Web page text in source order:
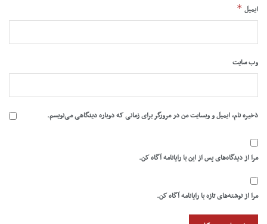
ایمیل *
وب‌ سایت
ذخیره نام، ایمیل و وبسایت من در مرورگر برای زمانی که دوباره دیدگاهی می‌نویسم.
مرا از دیدگاه‌های پس از این با رایانامه آگاه کن.
مرا از نوشته‌های تازه با رایانامه آگاه کن.